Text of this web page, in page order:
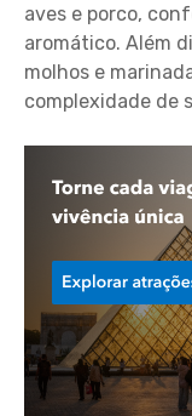
aves e porco,
aromático. Além
molhos e
complexidade de